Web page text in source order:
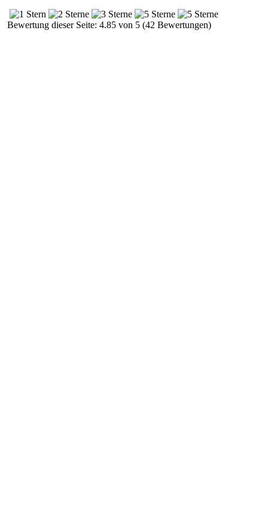
Bewertung dieser Seite: 4.85 von 5 (42 Bewertungen)